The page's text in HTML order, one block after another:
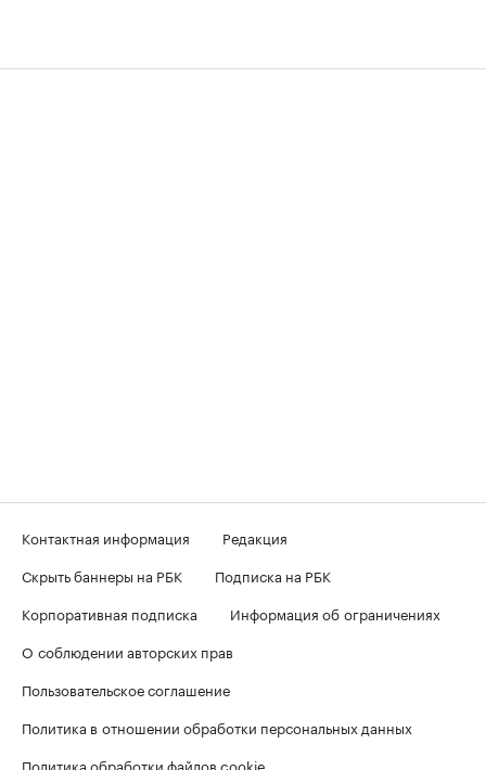
Контактная информация
Редакция
Скрыть баннеры на РБК
Подписка на РБК
Корпоративная подписка
Информация об ограничениях
О соблюдении авторских прав
Пользовательское соглашение
Политика в отношении обработки персональных данных
Политика обработки файлов cookie